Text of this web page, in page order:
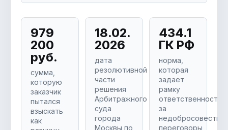
979
200
руб.
сумма,
которую
заказчик
пытался
взыскать
как
18.02.
2026
дата
резолютивной
части
решения
Арбитражного
суда
города
Москвы по
434.1
ГК РФ
норма,
которая
задает
рамку
ответственности
за
переговоры